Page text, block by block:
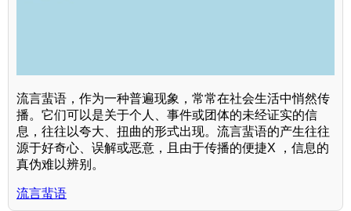
流言蜚语，作为一种普遍现象，常常在社会生活中悄然传
播。它们可以是关于个人、事件或团体的未经证实的信
息，往往以夸大、扭曲的形式出现。流言蜚语的产生往往
源于好奇心、误解或恶意，且由于传播的便捷X ，信息的
真伪难以辨别。
流言蜚语